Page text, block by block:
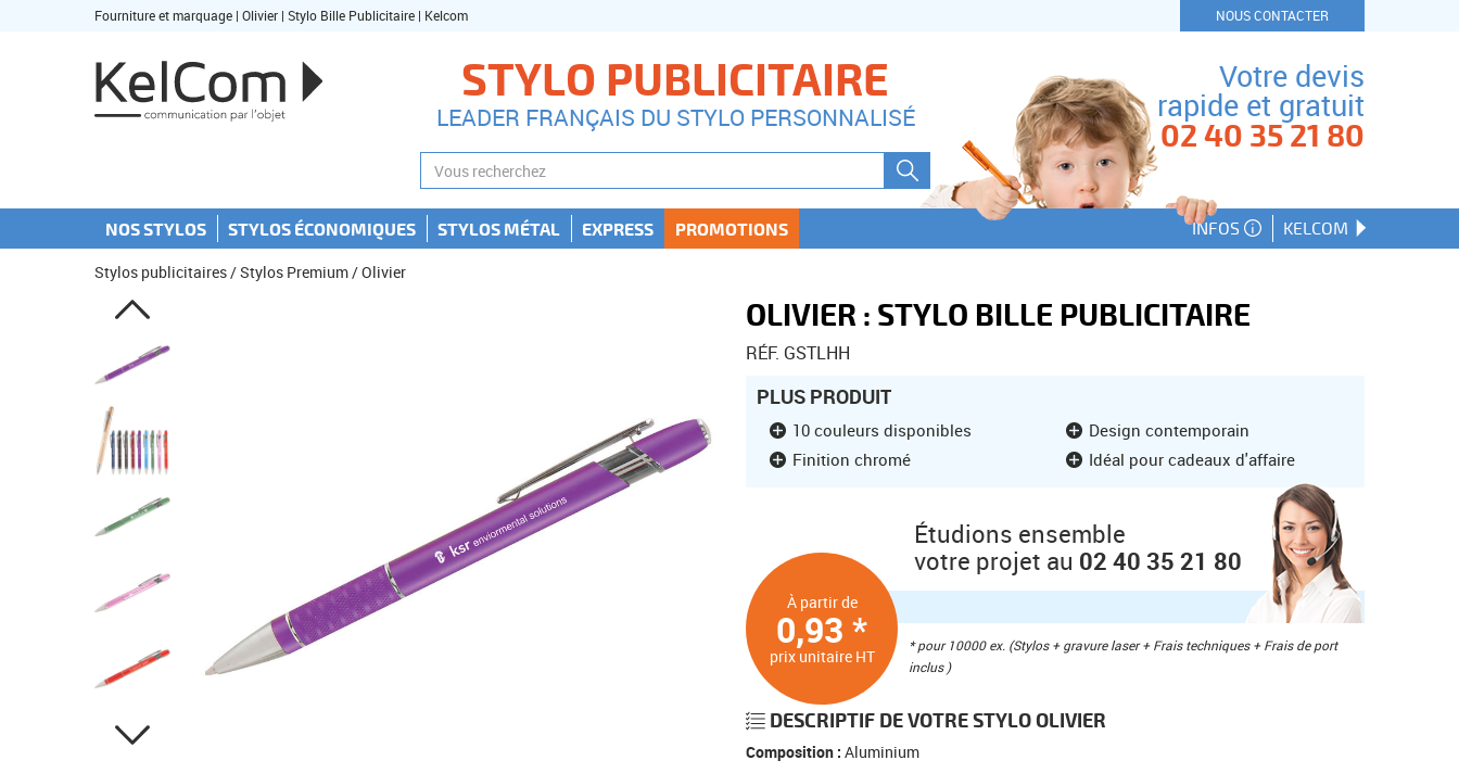
Fourniture et marquage | Olivier | Stylo Bille Publicitaire | Kelcom NOUS CONTACTER
Votre devis
rapide et gratuit
02 40 35 21 80
STYLO PUBLICITAIRE
LEADER FRANÇAIS DU STYLO PERSONNALISÉ
NOS STYLOS STYLOS ÉCONOMIQUES STYLOS MÉTAL EXPRESS PROMOTIONS INFOS KELCOM
Stylos publicitaires/Stylos Premium/ Olivier
OLIVIER : STYLO BILLE PUBLICITAIRE
RÉF. GSTLHH
PLUS PRODUIT
10 couleurs disponibles
Design contemporain
Finition chromé
Idéal pour cadeaux d'affaire
Étudions ensemble
votre projet au 02 40 35 21 80
* pour 10000 ex. (Stylos + gravure laser + Frais techniques + Frais de port
inclus )
À partir de
0,93 *
prix unitaire HT
DESCRIPTIF DE VOTRE STYLO OLIVIER
Composition : Aluminium